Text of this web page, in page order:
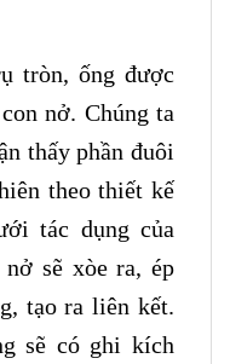
tròn, ống được
nở. Chúng ta
thấy phần đuôi
theo thiết kế
tác dụng của
sẽ xòe ra, ép
tạo ra liên kết.
sẽ có ghi kích